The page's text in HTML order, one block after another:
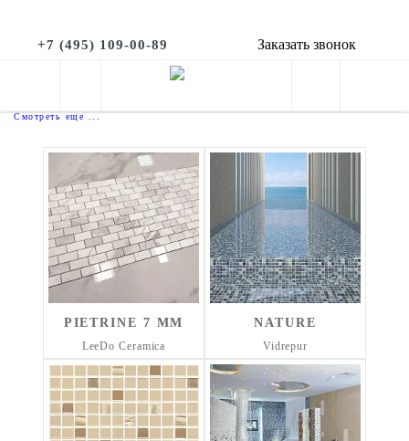
+7 (495) 109-00-89 Заказать звонок
Мозаика, каталог коллекций
Смотреть еще ...
PIETRINE 7 MM
LeeDo Ceramica
NATURE
Vidrepur